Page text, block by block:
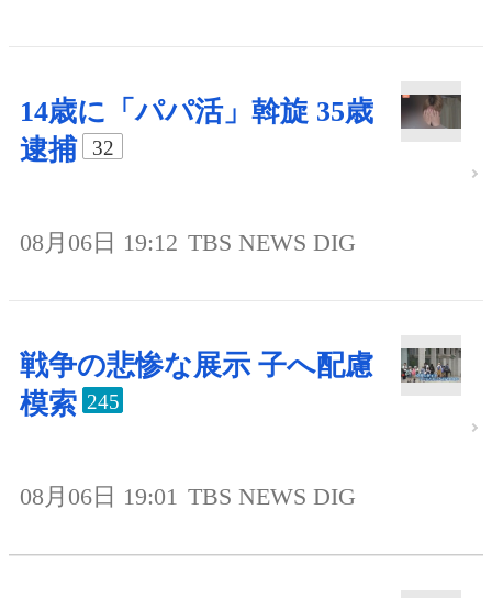
14歳に「パパ活」斡旋 35歳
逮捕
32
08月06日 19:12 TBS NEWS DIG
戦争の悲惨な展示 子へ配慮
模索 245
08月06日 19:01 TBS NEWS DIG